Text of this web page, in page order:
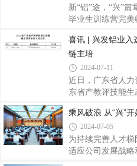
能源汽车用轻量
7005铝合金热变
7005铝合金的淬
合金组织性能的影
新“铝”途，“兴”
毕业生训练营完美
的了解，更在心
他们从青涩的学子
人，为兴发的蓬勃
期间，我们不仅
作与知识共享。7
思，进一步巩固
表精心准备，围绕
喜讯 | 兴发铝业入
链主培
2024-07-11
近日，广东省人力
东省产教评技能
行业龙头企业，入
合发展助力产业集
通过“龙头企业出
生、出教师、出
乘风破浪 从“兴”
2024-07-05
为持续完善人才
适应公司发展战